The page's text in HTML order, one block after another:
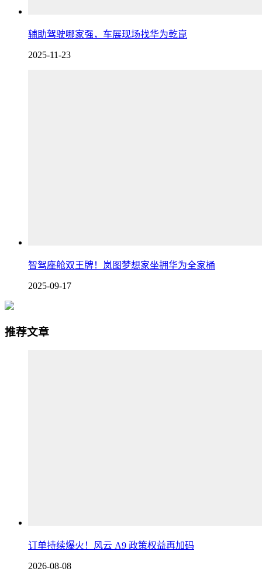
辅助驾驶哪家强，车展现场找华为乾崑
2025-11-23
智驾座舱双王牌！岚图梦想家坐拥华为全家桶
2025-09-17
推荐文章
订单持续爆火！风云 A9 政策权益再加码
2026-08-08